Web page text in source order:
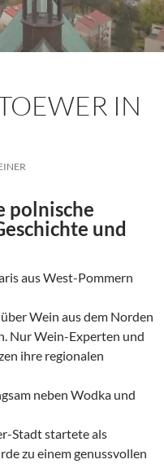
IN
polnische
und
aus West-Pommern
Wein aus dem Norden
Nur Wein-Experten und
ihre regionalen
neben Wodka und
Stadt startete als
zu einem genussvollen